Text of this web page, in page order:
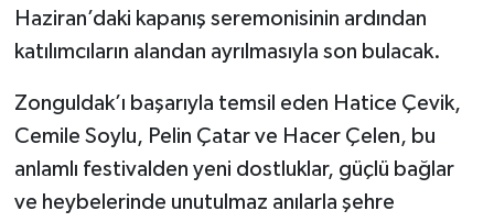
Haziran’daki kapanış seremonisinin ardından
katılımcıların alandan ayrılmasıyla son bulacak.
Zonguldak’ı başarıyla temsil eden Hatice Çevik,
Cemile Soylu, Pelin Çatar ve Hacer Çelen, bu
anlamlı festivalden yeni dostluklar, güçlü bağlar
ve heybelerinde unutulmaz anılarla şehre